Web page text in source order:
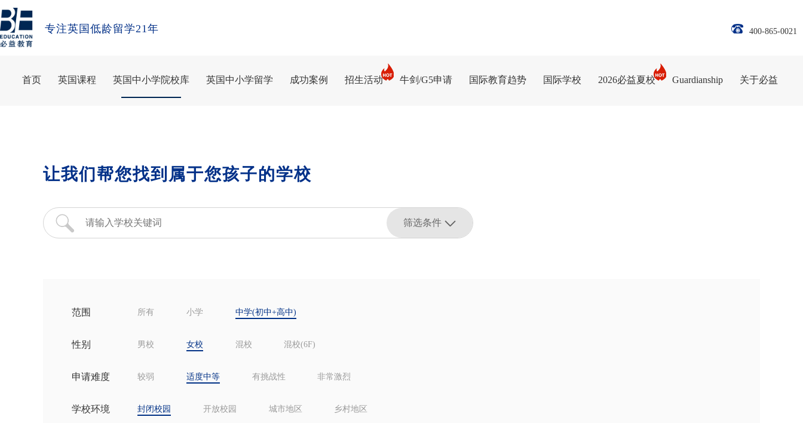
专注英国低龄留学21年 400-865-0021
首页 英国课程 英国中小学院校库 英国中小学留学 成功案例 招生活动 牛剑/G5申请 国际教育趋势 国际学校 2026必益夏校 Guardianship 关于必益
让我们帮您找到属于您孩子的学校
筛选条件
范围 所有 小学 中学(初中+高中)
性别 男校 女校 混校 混校(6F)
申请难度 较弱 适度中等 有挑战性 非常激烈
学校环境 封闭校园 开放校园 城市地区 乡村地区